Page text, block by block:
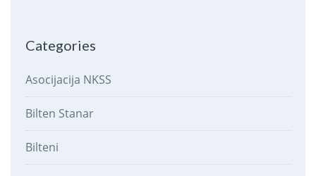
Categories
Asocijacija NKSS
Bilten Stanar
Bilteni